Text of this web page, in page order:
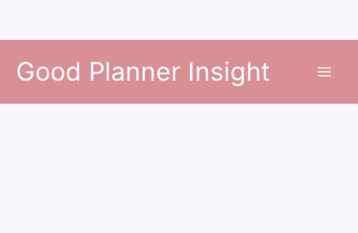
Good Planner Insight